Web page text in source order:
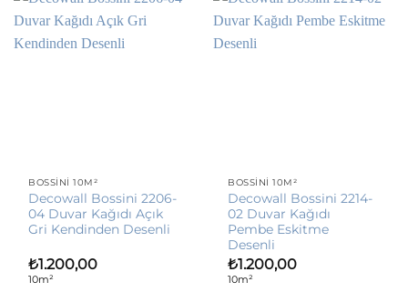
BOSSINI 10M²
Decowall Bossini 2206-
04 Duvar Kağıdı Açık
Gri Kendinden Desenli
₺1.200,00
10m²
BOSSINI 10M²
Decowall Bossini 2214-
02 Duvar Kağıdı
Pembe Eskitme
Desenli
₺1.200,00
10m²